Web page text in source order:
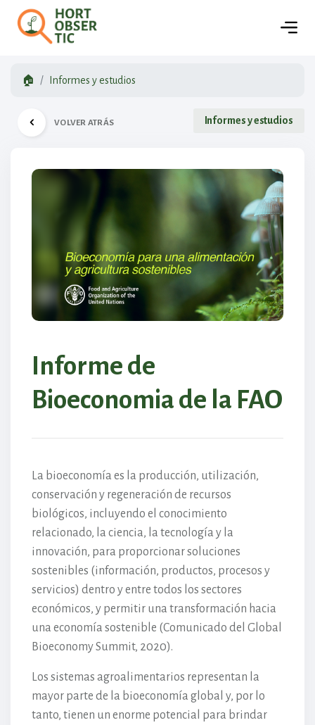
🏠 Informes y estudios
VOLVER ATRÁS Informes y estudios
Informe de
Bioeconomia de la FAO
La bioeconomía es la producción, utilización,
conservación y regeneración de recursos
biológicos, incluyendo el conocimiento
relacionado, la ciencia, la tecnología y la
innovación, para proporcionar soluciones
sostenibles (información, productos, procesos y
servicios) dentro y entre todos los sectores
económicos, y permitir una transformación hacia
una economía sostenible (Comunicado del Global
Bioeconomy Summit, 2020).
Los sistemas agroalimentarios representan la
mayor parte de la bioeconomía global y, por lo
tanto, tienen un enorme potencial para brindar